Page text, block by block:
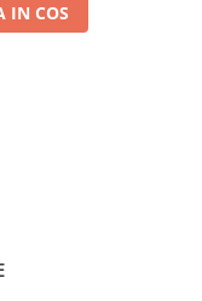
IN COS